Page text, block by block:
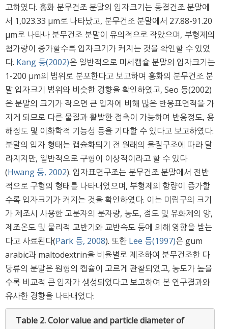
고하였다. 홍화 분무건조 분말의 입자크기는 동결건조 분말에
서 1,023.33 μm로 나타났고, 분무건조 분말에서 27.88-91.20
μm로 나타나 분무건조 분말이 유의적으로 작았으며, 부형제의
첨가량이 증가할수록 입자크기가 커지는 것을 확인할 수 있었
다. Kang 등(2002)은 일반적으로 미세캡슐 분말의 입자크기는
1-200 μm의 범위로 분포한다고 보고하여 홍화의 분무건조 분
말 입자크기 범위와 비슷한 경향을 확인하였고, Seo 등(2002)
은 분말의 크기가 작으면 큰 입자에 비해 많은 반응표면적을 가
지게 되므로 다른 물질과 활발한 접촉이 가능하여 반응정도, 용
해정도 및 이화학적 기능성 등을 기대할 수 있다고 보고하였다.
분말의 입자 형태는 캡슐화되기 전 원래의 물질구조에 따라 달
라지지만, 일반적으로 구형이 이상적이라고 할 수 있다
(Hwang 등, 2002). 입자표면구조는 분무건조 분말에서 전반
적으로 구형의 형태를 나타내었으며, 부형제의 함량이 증가할
수록 입자크기가 커지는 것을 확인하였다. 이는 미립구의 크기
가 제조시 사용한 고분자의 분자량, 농도, 점도 및 유화제의 양,
제조온도 및 물리적 교반기와 교반속도 등에 의해 영향을 받는
다고 사료된다(Park 등, 2008). 또한 Lee 등(1997)은 gum
arabic과 maltodextrin을 비율별로 제조하여 분무건조한 다
당류의 분말은 원형의 캡슐이 고르게 관찰되었고, 농도가 높을
수록 비교적 큰 입자가 생성되었다고 보고하여 본 연구결과와
유사한 경향을 나타내었다.
Table 2.Color value and particle diameter of